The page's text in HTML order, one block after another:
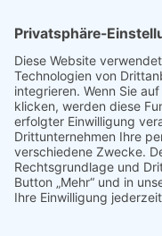
Impressum & Disclaimer
AGB und Widerrufsrecht